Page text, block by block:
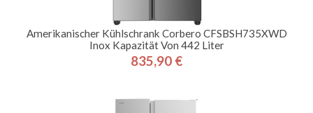
Amerikanischer Kühlschrank Corbero CFSBSH735XWD
Inox Kapazität Von 442 Liter
Preis
835,90 €